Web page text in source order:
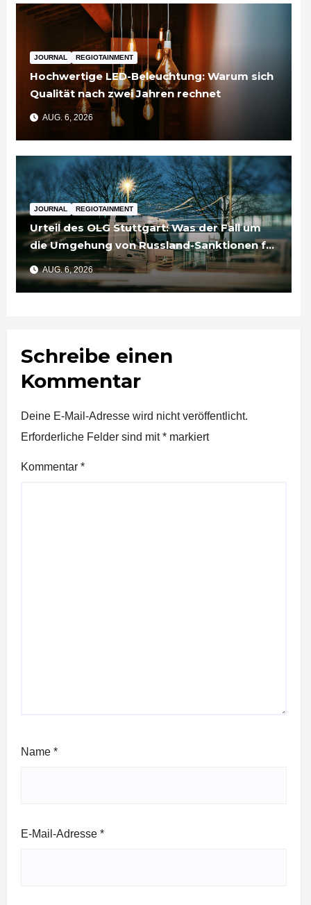
JOURNAL REGIOTAINMENT
Hochwertige LED-Beleuchtung: Warum sich
Qualität nach zwei Jahren rechnet
AUG. 6, 2026
JOURNAL REGIOTAINMENT
Urteil des OLG Stuttgart: Was der Fall um
die Umgehung von Russland-Sanktionen für
Unternehmen bedeutet
AUG. 6, 2026
Schreibe einen
Kommentar
Deine E-Mail-Adresse wird nicht veröffentlicht.
Erforderliche Felder sind mit* markiert
Kommentar *
Name *
E-Mail-Adresse *